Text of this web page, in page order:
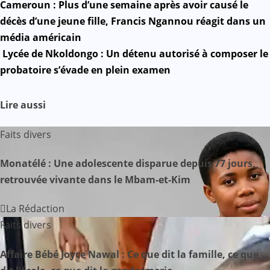
Mail
N
a
v
g
a
t
i
o
n
d
Cameroun : Plus d’une semaine après avoir causé le
décès d’une jeune fille, Francis Ngannou réagit dans un
média américain
Lycée de Nkoldongo : Un détenu autorisé à composer le
probatoire s’évade en plein examen
Lire aussi
Faits divers
Monatélé : Une adolescente disparue depuis 77 jours,
retrouvée vivante dans le Mbam-et-Kim
La Rédaction
Faits divers
Affaire Bébé Joyce Nawal : Ce que dit la famille, ce que